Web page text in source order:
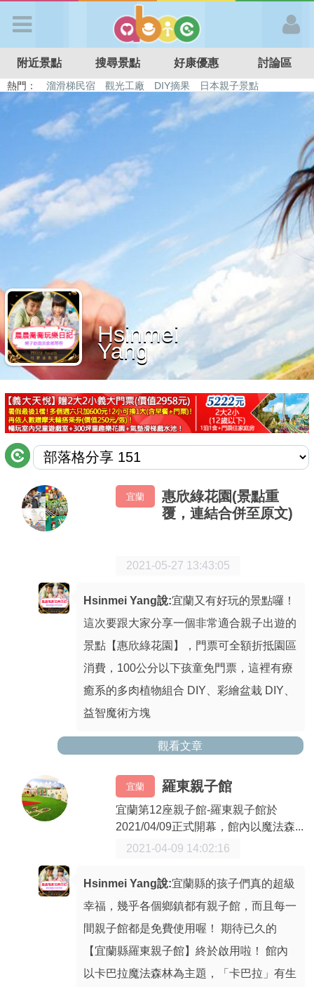
APP登入
首 頁
搜尋景點
好康優惠
最新留言
商家合作
推薦景點
討論區
聯絡我們
APP下載
附近景點 搜尋景點 好康優惠 討論區
熱門： 溜滑梯民宿 觀光工廠 DIY摘果
日本親子景點
特色遊戲場
親子住房優惠 台北親子餐廳 溫泉泡湯SPA
Hsinmei
Yang
宜蘭
惠欣綠花園(景點重
覆，連結合併至原文)
2021-05-27 13:43:05
Hsinmei Yang說:宜蘭又有好玩的景點囉！
這次要跟大家分享一個非常適合親子出遊的
景點【惠欣綠花園】，門票可全額折抵園區
消費，100公分以下孩童免門票，這裡有療
癒系的多肉植物組合 DIY、彩繪盆栽 DIY、
益智魔術方塊
觀看文章
宜蘭 羅東親子館
宜蘭第12座親子館-羅東親子館於
2021/04/09正式開幕，館內以魔法森...
2021-04-09 14:02:16
Hsinmei Yang說:宜蘭縣的孩子們真的超級
幸福，幾乎各個鄉鎮都有親子館，而且每一
間親子館都是免費使用喔！ 期待已久的
【宜蘭縣羅東親子館】終於啟用啦！ 館內
以卡巴拉魔法森林為主題，「卡巴拉」有生